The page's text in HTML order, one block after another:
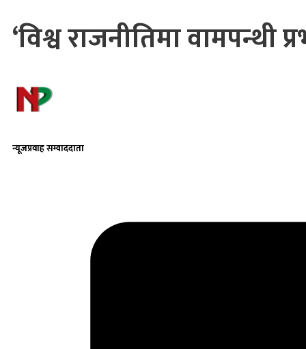
‘विश्व राजनीतिमा वामपन्थी
न्यूजप्रवाह सम्वाददाता